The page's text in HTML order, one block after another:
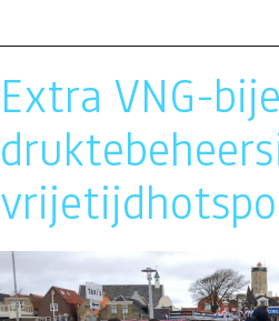
Extra VNG-